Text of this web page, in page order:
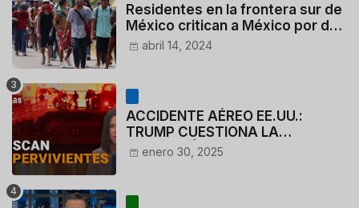
Residentes en la frontera sur de
México critican a México por dar
110 dólares a migrantes
deportados
abril 14, 2024
ACCIDENTE AÉREO EE.UU.:
TRUMP CUESTIONA LA
ACTUACIÓN DE LOS
CONTROLADORES y PILOTO del
enero 30, 2025